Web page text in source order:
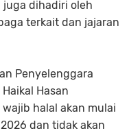
dihadiri oleh
terkait dan jajaran
Penyelenggara
Hasan
halal akan mulai
dan tidak akan